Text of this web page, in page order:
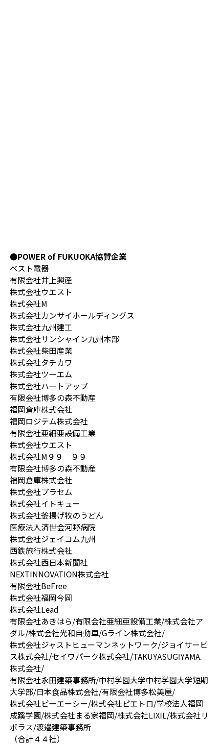
●POWER of FUKUOKA協賛企業
ベスト電器
有限会社井上興産
株式会社ウエスト
株式会社M
株式会社カンサイホールディングス
株式会社九州建工
株式会社サンシャイン九州本部
株式会社柴田産業
株式会社タチカワ
株式会社ツーエム
株式会社ハートアップ
有限会社博多の森不動産
福岡倉庫株式会社
福岡ロジテム株式会社
有限会社亜細亜設備工業
株式会社ウエスト
株式会社M９９ ９９
有限会社博多の森不動産
福岡倉庫株式会社
株式会社プラセム
株式会社イトキュー
株式会社釜揚げ牧のうどん
医療法人済世会河野病院
株式会社ジェイコム九州
西鉄旅行株式会社
株式会社西日本新聞社
NEXTINNOVATION株式会社
有限会社BeFree
株式会社福岡今岡
株式会社Lead
有限会社あきはら/有限会社亜細亜設備工業/株式会社ア
ダル/株式会社光和自動車/Gライン株式会社/
株式会社ジャストヒューマンネットワーク/ジョイサービ
ス株式会社/セイワパーク株式会社/TAKUYASUGIYAMA.
株式会社/
有限会社永田建築事務所/中村学園大学中村学園大学短期
大学部/日本食品株式会社/有限会社博多松美屋/
株式会社ピーエーシー/株式会社ピエトロ/学校法人福岡
成蹊学園/株式会社まる家福岡/株式会社LIXIL/株式会社リ
ボラス/渡邉建築事務所
（合計４４社）